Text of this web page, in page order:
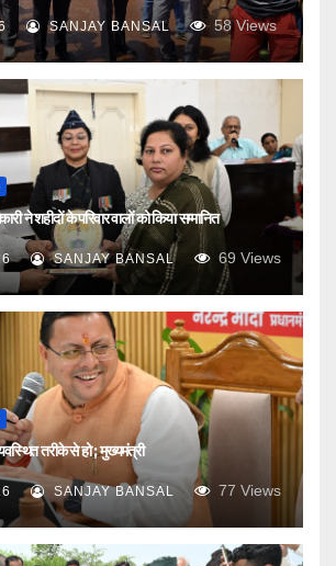
SANJAY BANSAL 58Views
ने शहीदों के परिवार वालों को किया सम्मानित
SANJAY BANSAL 69 Views
तरीके से हो ; मुख्यमंत्री
SANJAY BANSAL 77 Views